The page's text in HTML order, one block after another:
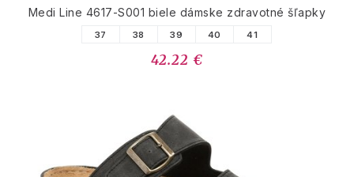
Medi Line 4617-S001 biele dámske zdravotné šľapky
37 38 39 40 41
42.22 €